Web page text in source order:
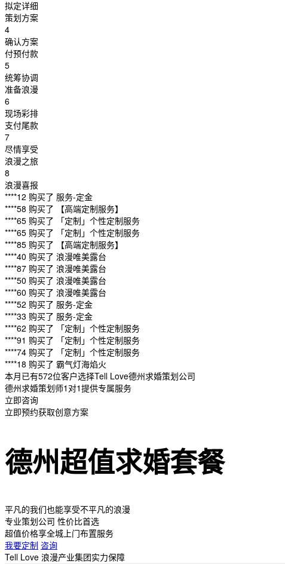
拟定详细
策划方案
4
确认方案
付预付款
5
统筹协调
准备浪漫
6
现场彩排
支付尾款
7
尽情享受
浪漫之旅
8
浪漫喜报
****12 购买了 服务-定金
****58 购买了 【高端定制服务】
****65 购买了 「定制」个性定制服务
****65 购买了 「定制」个性定制服务
****85 购买了 【高端定制服务】
****40 购买了 浪漫唯美露台
****87 购买了 浪漫唯美露台
****50 购买了 浪漫唯美露台
****60 购买了 浪漫唯美露台
****52 购买了 服务-定金
****33 购买了 服务-定金
****62 购买了 「定制」个性定制服务
****91 购买了 「定制」个性定制服务
****74 购买了 「定制」个性定制服务
****18 购买了 霸气灯海焰火
本月已有572位客户选择Tell Love德州求婚策划公司
德州求婚策划师1对1提供专属服务
立即咨询
立即预约获取创意方案
德州超值求婚套餐
平凡的我们也能享受不平凡的浪漫
专业策划公司 性价比首选
超值价格享全城上门布置服务
我要定制 咨询
Tell Love 浪漫产业集团实力保障